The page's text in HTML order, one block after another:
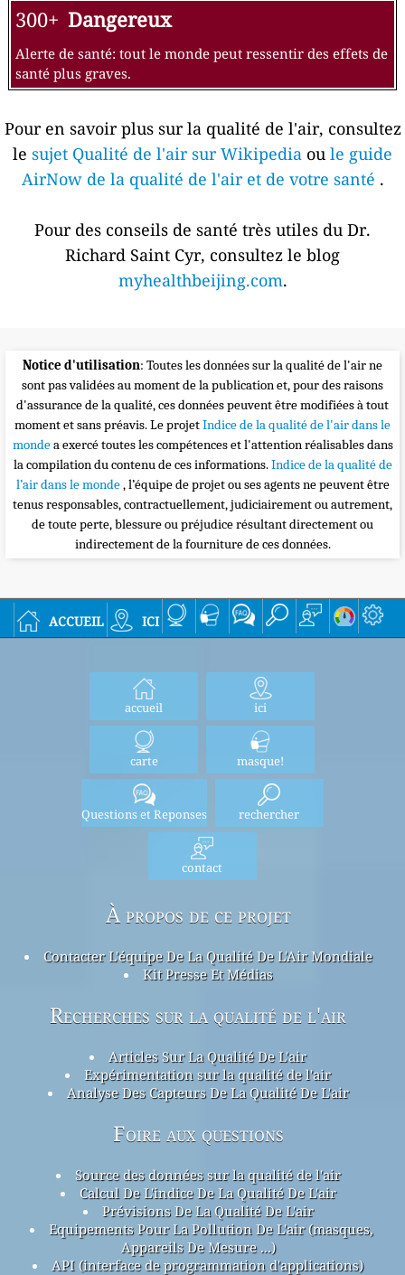
300+ Dangereux
Alerte de santé: tout le monde peut ressentir des effets de
santé plus graves.
Pour en savoir plus sur la qualité de l'air, consultez
le sujet Qualité de l'air sur Wikipedia ou le guide
AirNow de la qualité de l'air et de votre santé .
Pour des conseils de santé très utiles du Dr.
Richard Saint Cyr, consultez le blog
myhealthbeijing.com.
Notice d'utilisation: Toutes les données sur la qualité de l'air ne
sont pas validées au moment de la publication et, pour des raisons
d'assurance de la qualité, ces données peuvent être modifiées à tout
moment et sans préavis. Le projetIndice de la qualité de l'air dans le
mondea exercé toutes les compétences et l'attention réalisables dans
la compilation du contenu de ces informations.Indice de la qualité de
l’air dans le monde, l’équipe de projet ou ses agents ne peuvent être
tenus responsables, contractuellement, judiciairement ou autrement,
de toute perte, blessure ou préjudice résultant directement ou
indirectement de la fourniture de ces données.
accueil ici
accueil ici
carte masque!
Questions et Reponses rechercher
contact
À propos de ce projet
Contacter L'équipe De La Qualité De L'Air Mondiale
Kit Presse Et Médias
Recherches sur la qualité de l'air
Articles Sur La Qualité De L'air
Expérimentation sur la qualité de l'air
Analyse Des Capteurs De La Qualité De L'air
Foire aux questions
Source des données sur la qualité de l'air
Calcul De L'indice De La Qualité De L'air
Prévisions De La Qualité De L'air
Equipements Pour La Pollution De L'air (masques,
Appareils De Mesure ...)
API (interface de programmation d'applications)